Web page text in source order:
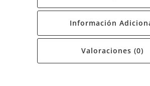
Información
Valoraciones (0)